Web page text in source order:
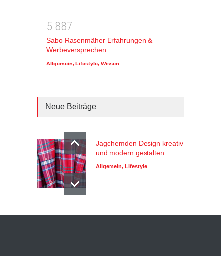
5 887
Sabo Rasenmäher Erfahrungen &
Werbeversprechen
Allgemein, Lifestyle, Wissen
Neue Beiträge
Jagdhemden Design kreativ
und modern gestalten
Allgemein, Lifestyle